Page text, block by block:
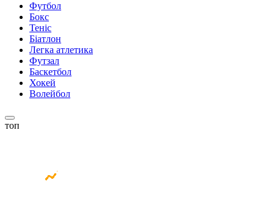
Футбол
Бокс
Теніс
Біатлон
Легка атлетика
Футзал
Баскетбол
Хокей
Волейбол
топ